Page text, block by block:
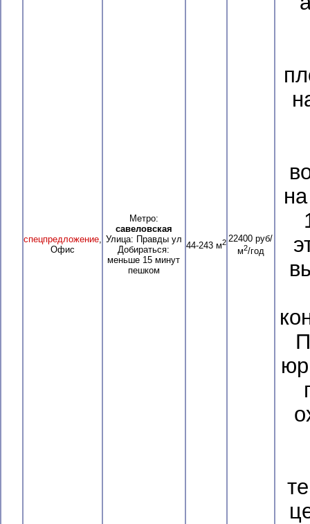
спецпредложение,
Офис
Метро:
савеловская
Улица: Правды ул
Добираться:
меньше 15 минут
пешком
44-243 м2 22400 руб/
м2/год